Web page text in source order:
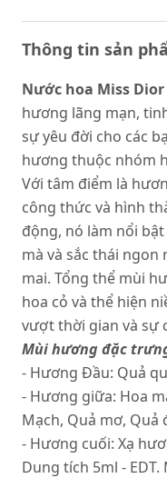
Thông tin sản
Nước hoa Miss
hương lãng mạn,
sự yêu đời cho các
hương thuộc nhóm
Với tâm điểm là
công thức và hình
động, nó làm nổi
mà và sắc thái ngon
mai. Tổng thể mùi
hoa cỏ và thể hiện
vượt thời gian và sự
Mùi hương đặc
- Hương Đầu: Quả
- Hương giữa: Hoa
Mạch, Quả mơ, Quả
- Hương cuối: Xạ
Dung tích 5ml - EDT.